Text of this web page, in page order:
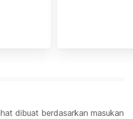
dibuat berdasarkan masukan